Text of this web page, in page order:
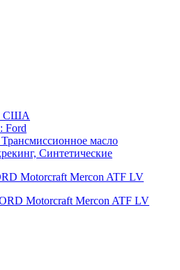
США
Ford
Трансмиссионное масло
Синтетические
Motorcraft Mercon ATF LV
Motorcraft Mercon ATF LV